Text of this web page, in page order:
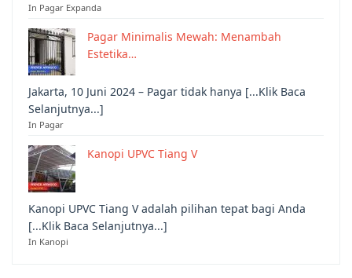
In Pagar Expanda
Pagar Minimalis Mewah: Menambah
Estetika…
Jakarta, 10 Juni 2024 – Pagar tidak hanya [...Klik Baca
Selanjutnya...]
In Pagar
Kanopi UPVC Tiang V
Kanopi UPVC Tiang V adalah pilihan tepat bagi Anda
[...Klik Baca Selanjutnya...]
In Kanopi